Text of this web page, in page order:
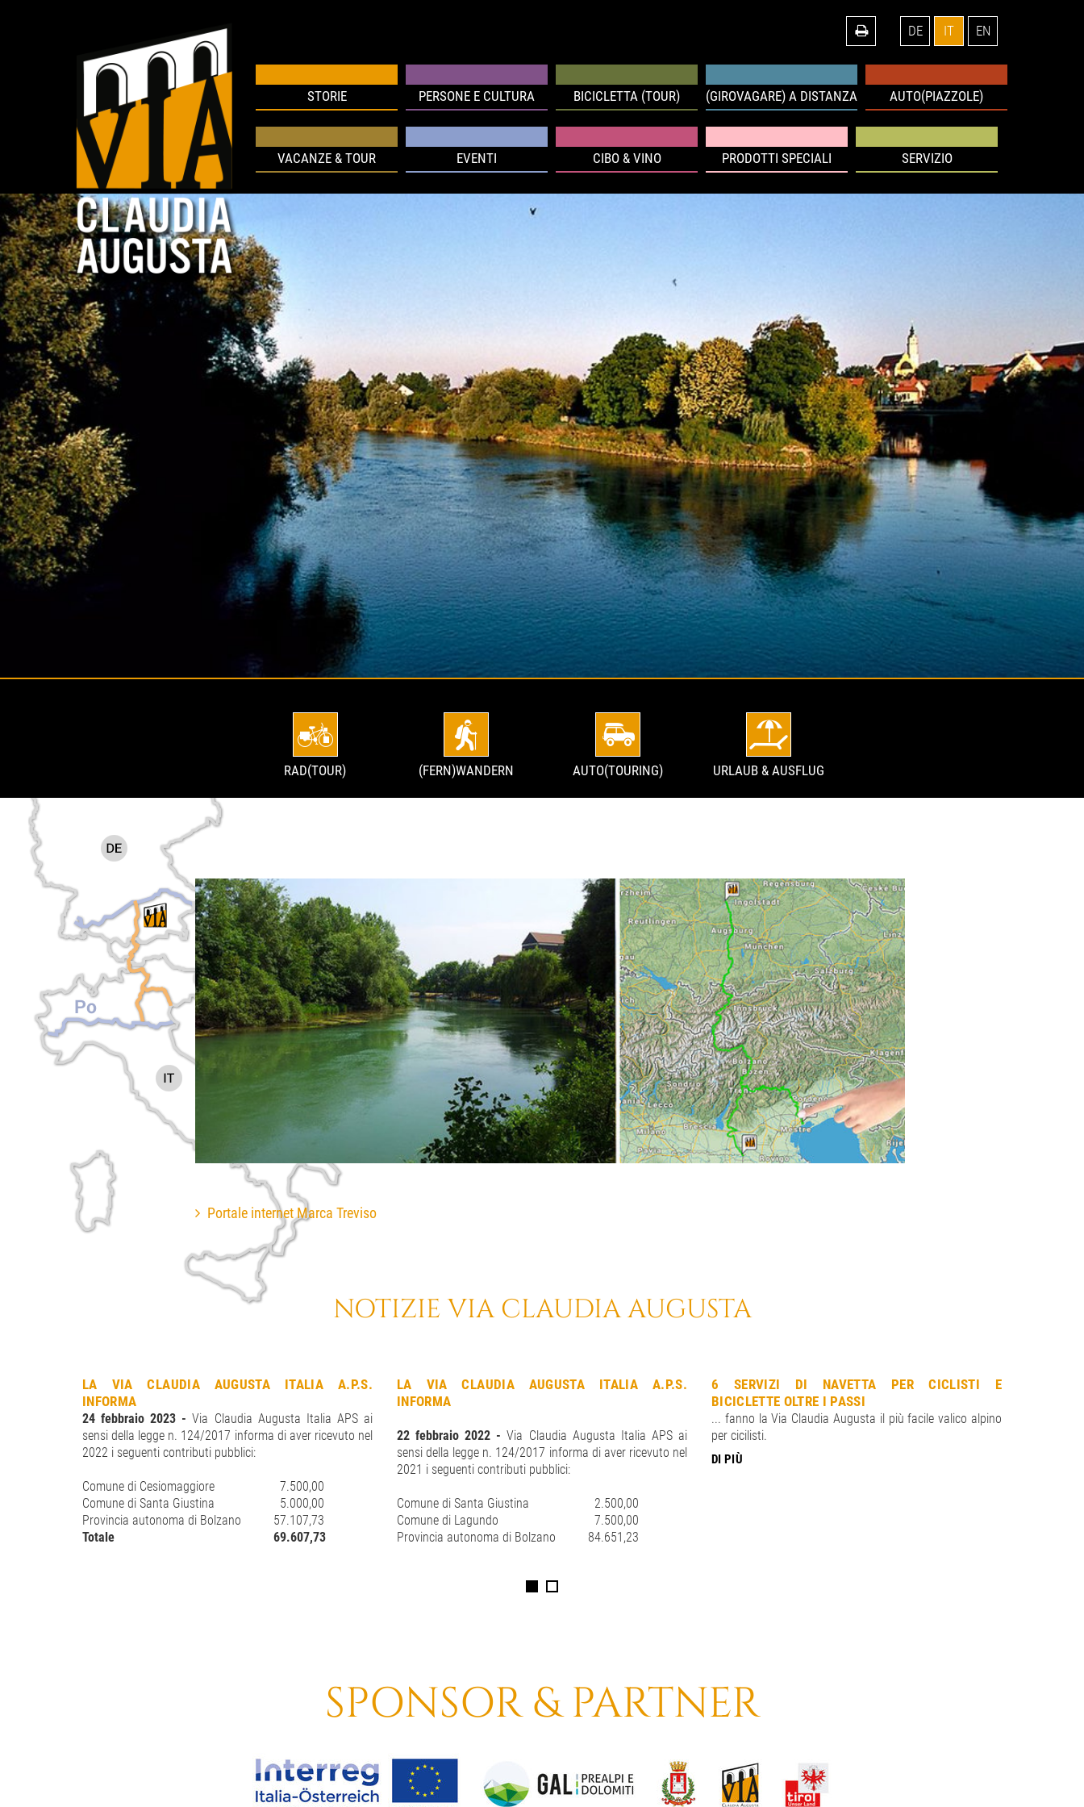
DE IT EN
STORIE PERSONE E CULTURA BICICLETTA (TOUR) (GIROVAGARE) A DISTANZA AUTO(PIAZZOLE)
VACANZE & TOUR EVENTI CIBO & VINO PRODOTTI SPECIALI SERVIZIO
RAD(TOUR) (FERN)WANDERN AUTO(TOURING) URLAUB & AUSFLUG
Portale internet Marca Treviso
NOTIZIE VIA CLAUDIA AUGUSTA
LA VIA CLAUDIA AUGUSTA ITALIA A.P.S.
INFORMA
24 febbraio 2023 -Via Claudia Augusta Italia APS ai
sensi della legge n. 124/2017 informa di aver ricevuto nel
2022 i seguenti contributi pubblici:
Comune di Cesiomaggiore
7.500,00
Comune di Santa Giustina
5.000,00
Provincia autonoma di Bolzano
57.107,73
Totale
69.607,73
LA VIA CLAUDIA AUGUSTA ITALIA A.P.S.
INFORMA
22 febbraio 2022 -Via Claudia Augusta Italia APS ai
sensi della legge n. 124/2017 informa di aver ricevuto nel
2021 i seguenti contributi pubblici:
Comune di Santa Giustina
2.500,00
Comune di Lagundo
7.500,00
Provincia autonoma di Bolzano
84.651,23
6 SERVIZI DI NAVETTA PER CICLISTI E
BICICLETTE OLTRE I PASSI
... fanno la Via Claudia Augusta il più facile valico alpino
per cicilisti.
DI PIÙ
SPONSOR & PARTNER